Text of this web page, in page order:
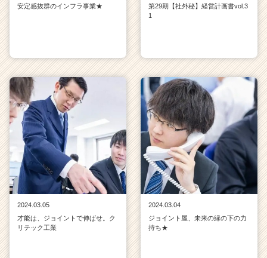
安定感抜群のインフラ事業★
第29期【社外秘】経営計画書vol.3
1
2024.03.05
才能は、ジョイントで伸ばせ。ク
リテック工業
2024.03.04
ジョイント屋、未来の縁の下の力
持ち★